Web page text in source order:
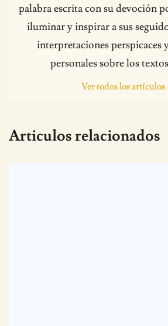
palabra escrita con su devoción
iluminar y inspirar a sus
interpretaciones perspicaces
personales sobre los
Ver todos los artículos
Articulos relacionados